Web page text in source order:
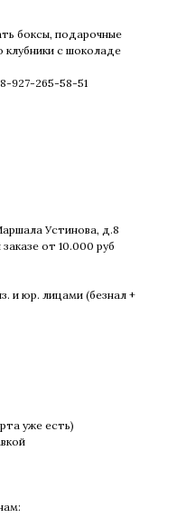
боксы, подарочные
клубники с шоколаде
927-265-58-51
Устинова, д.8
от 10.000 руб
и юр. лицами (безнал +
уже есть)